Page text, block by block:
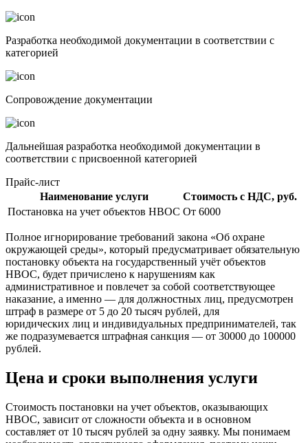
Разработка необходимой документации в соответствии с
категорией
Сопровождение документации
Дальнейшая разработка необходимой документации в
соответствии с присвоенной категорией
Прайс-лист
Наименование услуги
Стоимость с НДС, руб.
Постановка на учет объектов НВОС От 6000
Полное игнорирование требований закона «Об охране
окружающей среды», который предусматривает обязательную
постановку объекта на государственный учёт объектов
НВОС, будет причислено к нарушениям как
административное и повлечет за собой соответствующее
наказание, а именно — для должностных лиц, предусмотрен
штраф в размере от 5 до 20 тысяч рублей, для
юридических лиц и индивидуальных предпринимателей, так
же подразумевается штрафная санкция — от 30000 до 100000
рублей.
Цена и сроки выполнения услуги
Стоимость постановки на учет объектов, оказывающих
НВОС, зависит от сложности объекта и в основном
составляет от 10 тысяч рублей за одну заявку. Мы понимаем